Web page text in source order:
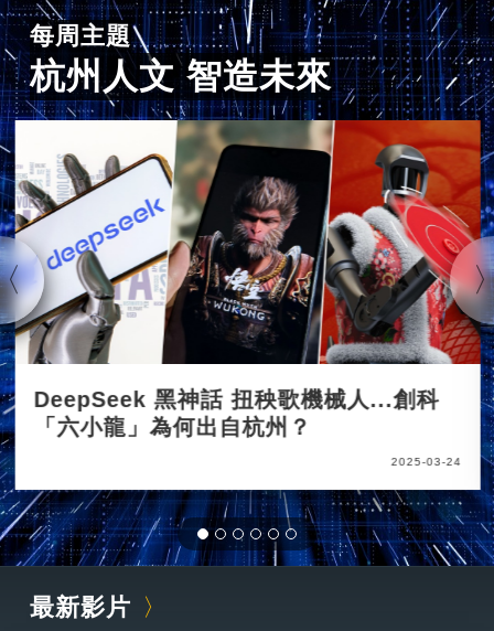
每周主題
杭州人文 智造未來
DeepSeek 黑神話 扭秧歌機械人...創科
「六小龍」為何出自杭州？
2025-03-24
最新影片